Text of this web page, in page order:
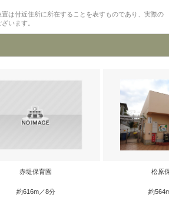
は付近住所に所在することを表すものであり、実際の
います。
赤堤保育園
約616m／8分
松原
約